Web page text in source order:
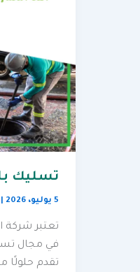
تسليك
5 يوليو، 2026
تعتبر شركة
في مجال
تقدم حلولًا